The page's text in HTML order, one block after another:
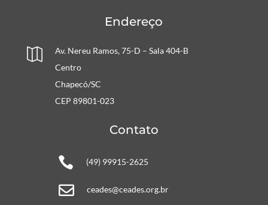
Endereço

Av. Nereu Ramos, 75-D – Sala 404-B
Centro
Chapecó/SC
CEP 89801-023
Contato
 (49) 99915-2625
 ceades@ceades.org.br